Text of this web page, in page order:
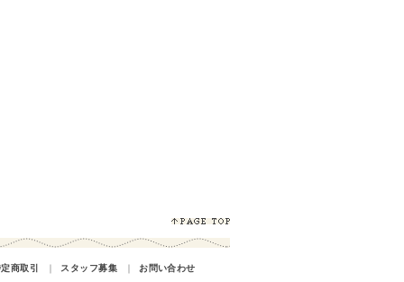
商取引 ｜ スタッフ募集 ｜ お問い合わせ